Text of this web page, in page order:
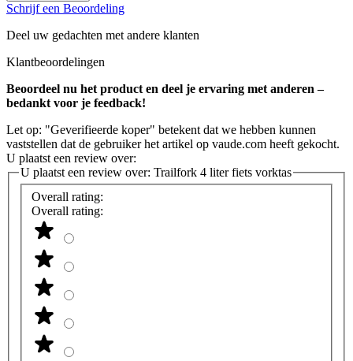
Schrijf een Beoordeling
Deel uw gedachten met andere klanten
Klantbeoordelingen
Beoordeel nu het product en deel je ervaring met anderen –
bedankt voor je feedback!
Let op: "Geverifieerde koper" betekent dat we hebben kunnen
vaststellen dat de gebruiker het artikel op vaude.com heeft gekocht.
U plaatst een review over:
U plaatst een review over: Trailfork 4 liter fiets vorktas
Overall rating:
Overall rating: